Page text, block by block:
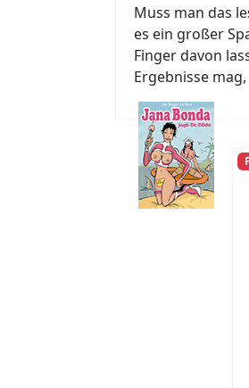
Muss man das
es ein großer
Finger davon
Ergebnisse